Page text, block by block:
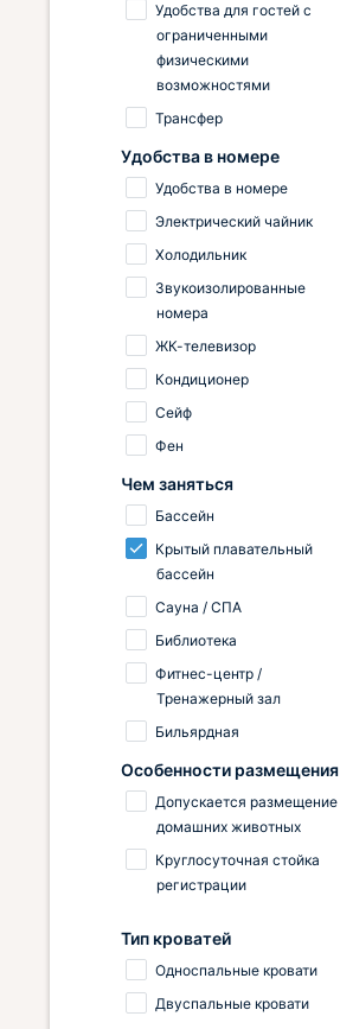
Удобства для гостей с
ограниченными
физическими
возможностями
Трансфер
Удобства в номере
Удобства в номере
Электрический чайник
Холодильник
Звукоизолированные
номера
ЖК-телевизор
Кондиционер
Сейф
Фен
Чем заняться
Бассейн
Крытый плавательный
бассейн
Сауна / СПА
Библиотека
Фитнес-центр /
Тренажерный зал
Бильярдная
Особенности размещения
Допускается размещение
домашних животных
Круглосуточная стойка
регистрации
Тип кроватей
Односпальные кровати
Двуспальные кровати